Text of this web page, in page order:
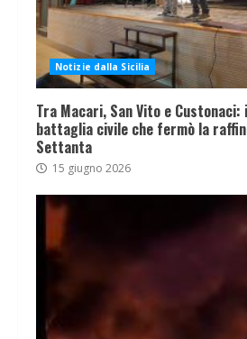
Notizie dalla Sicilia
Tra Macari, San Vito e
battaglia civile che fermò la
Settanta
15 giugno 2026